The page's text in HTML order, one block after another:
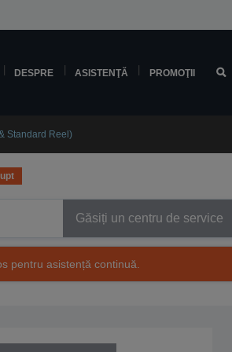
DESPRE ASISTENŢĂ PROMOŢII
Standard Reel)
Găsiți un centru de service
pentru asistență continuă.